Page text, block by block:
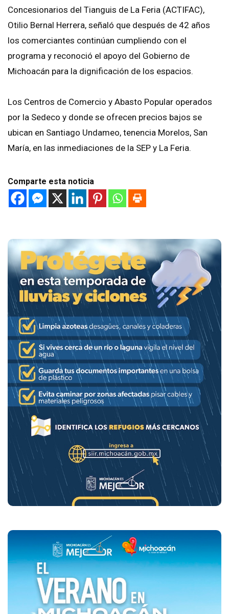
Concesionarios del Tianguis de La Feria (ACTIFAC),
Otilio Bernal Herrera, señaló que después de 42 años
los comerciantes continúan cumpliendo con el
programa y reconoció el apoyo del Gobierno de
Michoacán para la dignificación de los espacios.
Los Centros de Comercio y Abasto Popular operados
por la Sedeco y donde se ofrecen precios bajos se
ubican en Santiago Undameo, tenencia Morelos, San
María, en las inmediaciones de la SEP y La Feria.
Comparte esta noticia